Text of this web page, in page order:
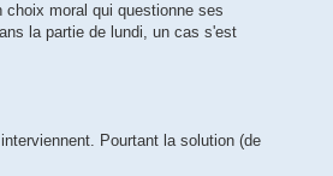
choix moral qui questionne ses
la partie de lundi, un cas s'est
Pourtant la solution (de